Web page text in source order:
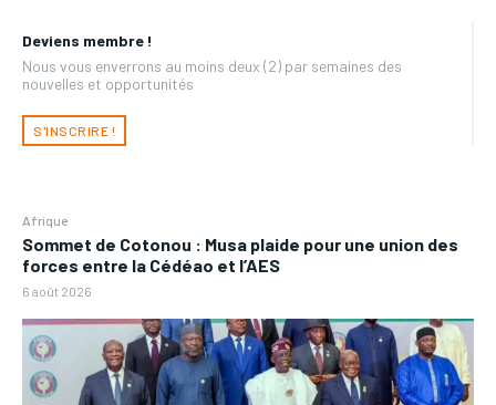
Deviens membre !
Nous vous enverrons au moins deux (2) par semaines des
nouvelles et opportunités
S'INSCRIRE !
Afrique
Sommet de Cotonou : Musa plaide pour une union des
forces entre la Cédéao et l’AES
6 août 2026